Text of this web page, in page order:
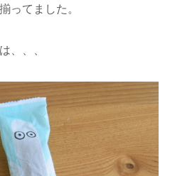
ってました。
、、、